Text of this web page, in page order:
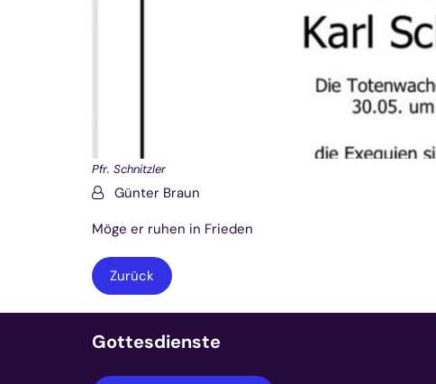
Pfr. Schnitzler
Von:Günter Braun
Möge er ruhen in Frieden
Zurück
Gottesdienste